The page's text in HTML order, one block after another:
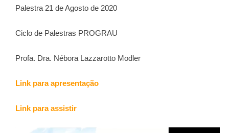
Palestra 21 de Agosto de 2020
Ciclo de Palestras PROGRAU
Profa. Dra. Nébora Lazzarotto Modler
Link para apresentação
Link para assistir